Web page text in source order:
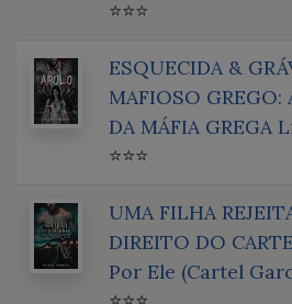
⭐⭐⭐
ESQUECIDA &
MAFIOSO
DA MÁFIA GREGA
⭐⭐⭐
UMA FILHA
DIREITO DO
Por Ele (Cartel